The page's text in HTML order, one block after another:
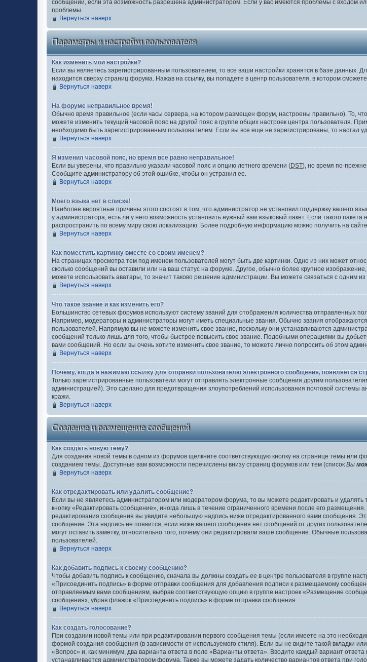
сообщений, если эта возможность разрешена администратором. Если у вас имеются проблемы с входом
проблемы.
Вернуться наверх
Параметры и настройки пользователя
Как изменить мои настройки?
Если вы являетесь зарегистрированным пользователем, то все ваши настройки хранятся в базе данных.
находится сверху страниц форума. Нажав на ссылку, вы попадете в центр пользователя, в котором сможете
Вернуться наверх
На форуме неправильное время!
Обычно время правильное (если часы сервера, на котором размещен форум, настроены правильно). То,
можете изменить текущий часовой пояс на другой пояс в группе общих настроек центра пользователя.
необходимо быть зарегистрированным пользователем. Если вы все еще не зарегистрированы, то настал
Вернуться наверх
Я изменил часовой пояс, но время все равно неправильное!
Если вы уверены, что правильно указали часовой пояс и опцию летнего времени (DST), но время по-
Сообщите администратору об этой ошибке, чтобы он устранил ее.
Вернуться наверх
Моего языка нет в списке!
Наиболее вероятные причины этого состоят в том, что администратор не установил поддержку вашего
у администратора, есть ли у него возможность установить нужный вам языковый пакет. Если такого
распространить по всему миру свою локализацию. Более подробную информацию можно получить на
Вернуться наверх
Как поместить картинку вместе со своим именем?
На страницах просмотра тем под именем пользователей могут быть две картинки. Одно из них может
сколько сообщений вы оставили или на ваш статус на форуме. Другое, обычно более крупное
можете использовать аватары, то значит таково решение администрации. Вы можете связаться с одним
Вернуться наверх
Что такое звание и как изменить его?
Большинство сетевых форумов используют систему званий для отображения количества отправленных
Например, модераторы и администраторы могут иметь специальные звания. Обычно звания
пользователей. Напрямую вы не можете изменить свое звание, поскольку они устанавливаются
сообщений только лишь для того, чтобы быстрее повысить свое звание. Подобными операциями вы
вами сообщений. Но если вы очень хотите изменить свое звание, то можете лично попросить об этом
Вернуться наверх
Почему, когда я нажимаю ссылку для отправки пользователю электронного сообщения, появляется
Только зарегистрированные пользователи могут отправлять электронные сообщения другим
администрацией). Это сделано для предотвращения злоупотреблений использования почтовой
кражи.
Вернуться наверх
Создание и размещение сообщений
Как создать новую тему?
Для создания новой темы в одном из форумов щелкните соответствующую кнопку на странице темы или
созданием темы. Доступные вам возможности перечислены внизу страниц форумов или тем (список Вы
Вернуться наверх
Как отредактировать или удалить сообщение?
Если вы не являетесь администратором или модератором форума, то вы можете редактировать и
кнопку «Редактировать сообщение», иногда лишь в течение ограниченного времени после его
редактирования сообщения вы увидите небольшую надпись ниже отредактированного вами сообщения.
сообщение. Эта надпись не появится, если ниже вашего сообщения нет сообщений от других
могут оставить заметку, относительно того, почему они редактировали ваше сообщение. Обычные
пользователей.
Вернуться наверх
Как добавить подпись к своему сообщению?
Чтобы добавить подпись к сообщению, сначала вы должны создать ее в центре пользователя в группе
«Присоединить подпись» в форме отправки сообщения для добавления подписи к размещаемому
отправляемым вами сообщениям, выбрав соответствующую опцию в группе настроек «Размещение
сообщениях, убрав флажок «Присоединить подпись» в форме отправки сообщения.
Вернуться наверх
Как создать голосование?
При создании новой темы или при редактировании первого сообщения темы (если имеете на это
формой создания сообщения (в зависимости от используемого стиля). Если вы не видите такой вкладки
«Вопрос» и, как минимум, два варианта ответа в поле «Варианты ответа». Вводите каждый вариант
устанавливается администратором форума. Также вы можете задать количество вариантов ответа при